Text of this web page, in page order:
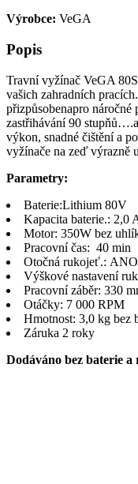
Výrobce: VeGA
Popis
Travní vyžínač VeGA
vašich zahradních
přizpůsobenapro
zastřihávání 90
výkon, snadné čištění a
vyžínače na zeď výrazně
Parametry:
Baterie:Lithium 80V
Kapacita baterie.: 2,0
Motor: 350W bez
Pracovní čas: 40 min
Otočná rukojeť.: ANO
Výškové nastavení
Pracovní záběr: 330
Otáčky: 7 000 RPM
Hmotnost: 3,0 kg bez
Záruka 2 roky
Dodáváno bez baterie